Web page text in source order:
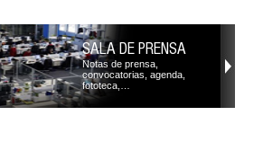
SALA DE PRENSA
Notas de prensa,
convocatorias, agenda,
fototeca,…